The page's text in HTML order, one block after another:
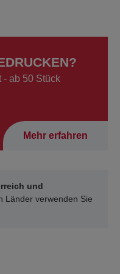
- ab 50 Stück
Mehr erfahren
und
Länder verwenden Sie